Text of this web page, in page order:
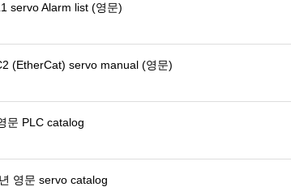
servo Alarm list (영문)
(EtherCat) servo manual (영문)
문 PLC catalog
영문 servo catalog